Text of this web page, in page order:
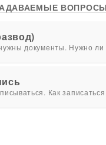
ВОПРОСЫ
документы. Нужно ли
Как